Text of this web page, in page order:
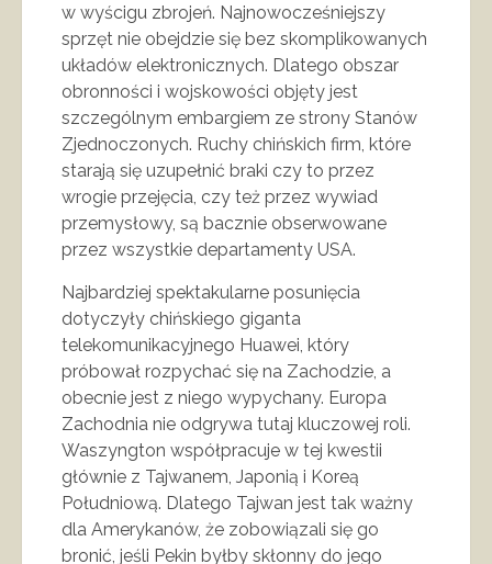
w wyścigu zbrojeń. Najnowocześniejszy
sprzęt nie obejdzie się bez skomplikowanych
układów elektronicznych. Dlatego obszar
obronności i wojskowości objęty jest
szczególnym embargiem ze strony Stanów
Zjednoczonych. Ruchy chińskich firm, które
starają się uzupełnić braki czy to przez
wrogie przejęcia, czy też przez wywiad
przemysłowy, są bacznie obserwowane
przez wszystkie departamenty USA.
Najbardziej spektakularne posunięcia
dotyczyły chińskiego giganta
telekomunikacyjnego Huawei, który
próbował rozpychać się na Zachodzie, a
obecnie jest z niego wypychany. Europa
Zachodnia nie odgrywa tutaj kluczowej roli.
Waszyngton współpracuje w tej kwestii
głównie z Tajwanem, Japonią i Koreą
Południową. Dlatego Tajwan jest tak ważny
dla Amerykanów, że zobowiązali się go
bronić, jeśli Pekin byłby skłonny do jego